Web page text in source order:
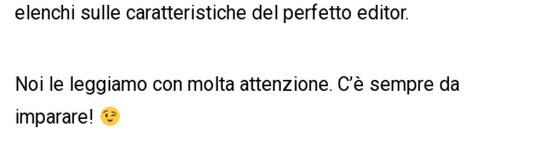
elenchi sulle caratteristiche del perfetto editor.
Noi le leggiamo con molta attenzione. C’è sempre da
imparare!